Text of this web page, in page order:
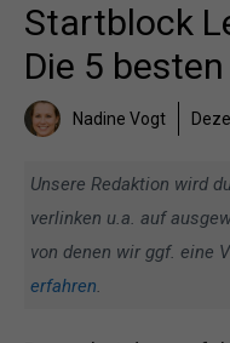
Startblock
Die 5
Nadine Vogt
Unsere Redaktion wird
verlinken u.a. auf
von denen wir ggf. eine
erfahren.